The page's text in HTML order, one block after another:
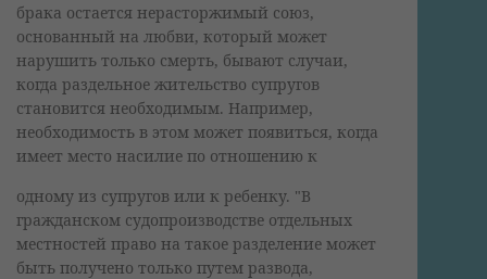
брака остается нерасторжимый союз,
основанный на любви, который может
нарушить только смерть, бывают случаи,
когда раздельное жительство супругов
становится необходимым. Например,
необходимость в этом может появиться, когда
имеет место насилие по отношению к
одному из супругов или к ребенку. "В
гражданском судопроизводстве отдельных
местностей право на такое разделение может
быть получено только путем развода,